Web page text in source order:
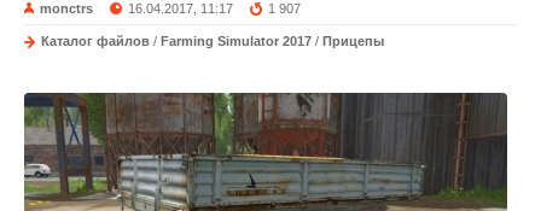
monctrs 16.04.2017, 11:17 1 907
Каталог файлов / Farming Simulator 2017 / Прицепы